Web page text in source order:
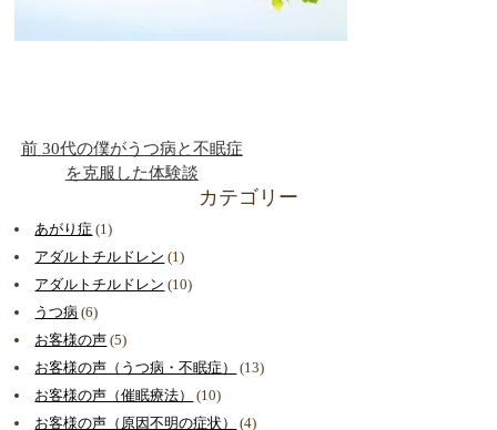
前 30代の僕がうつ病と不眠症
を克服した体験談
カテゴリー
あがり症 (1)
アダルトチルドレン (1)
アダルトチルドレン (10)
うつ病 (6)
お客様の声 (5)
お客様の声（うつ病・不眠症）
(13)
お客様の声（催眠療法）
(10)
お客様の声（原因不明の症状）
(4)